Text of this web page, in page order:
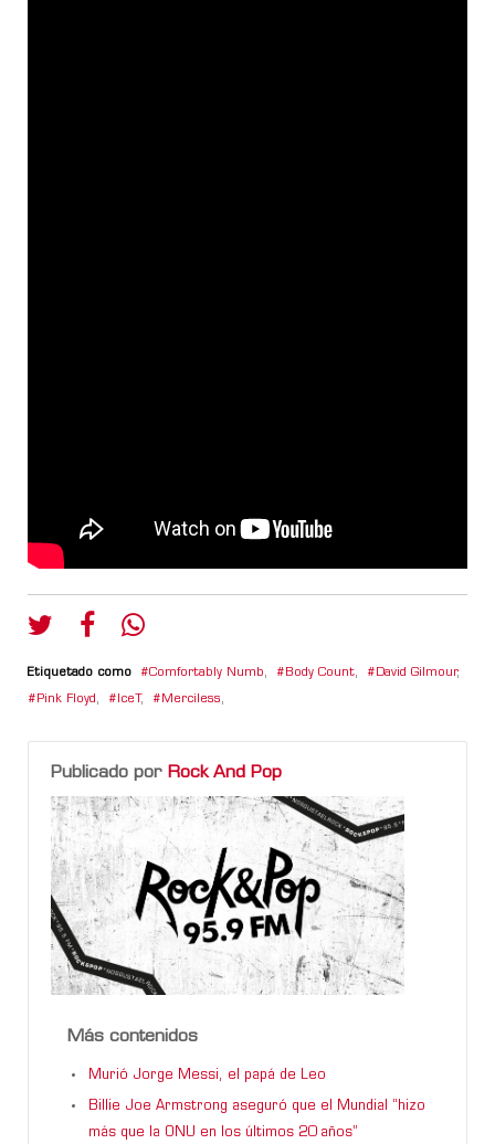
Etiquetado como Comfortably Numb, Body Count, David Gilmour,
Pink Floyd , IceT , Merciless,
Publicado por Rock And Pop
Más contenidos
Murió Jorge Messi, el papá de Leo
Billie Joe Armstrong aseguró que el Mundial “hizo
más que la ONU en los últimos 20 años”